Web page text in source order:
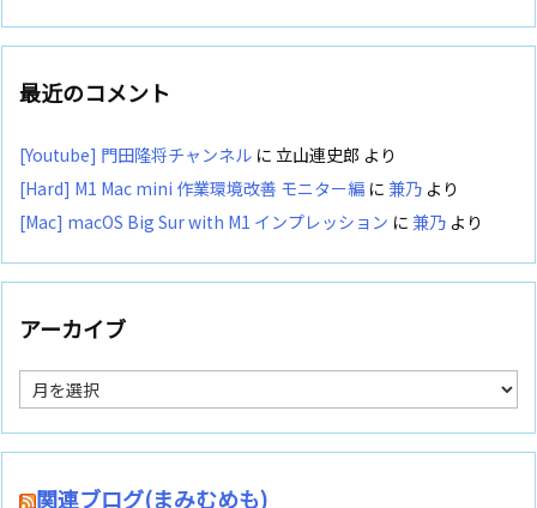
最近のコメント
[Youtube] 門田隆将チャンネル に 立山連史郎 より
[Hard] M1 Mac mini 作業環境改善 モニター編 に 兼乃 より
[Mac] macOS Big Sur with M1 インプレッション に 兼乃 より
アーカイブ
ア
ー
カ
イ
関連ブログ(まみむめも)